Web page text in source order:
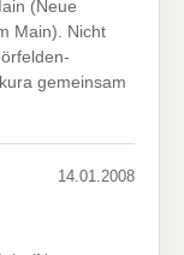
(Neue
Main). Nicht
gemeinsam
14.01.2008